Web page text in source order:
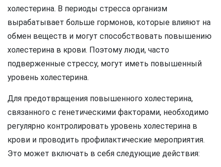
холестерина. В периоды стресса организм
вырабатывает больше гормонов, которые влияют на
обмен веществ и могут способствовать повышению
холестерина в крови. Поэтому люди, часто
подверженные стрессу, могут иметь повышенный
уровень холестерина.
Для предотвращения повышенного холестерина,
связанного с генетическими факторами, необходимо
регулярно контролировать уровень холестерина в
крови и проводить профилактические мероприятия.
Это может включать в себя следующие действия: